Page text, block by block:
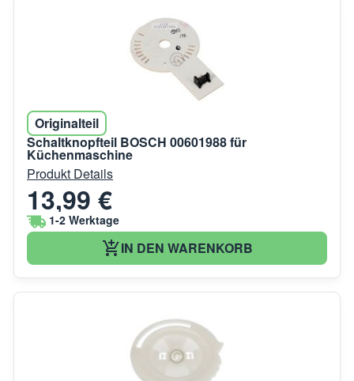
Originalteil
Schaltknopfteil BOSCH 00601988 für
Küchenmaschine
Produkt Details
13,99 €
1-2 Werktage
IN DEN WARENKORB